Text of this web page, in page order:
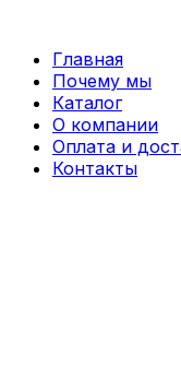
содержимому
Главная
Почему мы
Каталог
О компании
Оплата и
Контакты